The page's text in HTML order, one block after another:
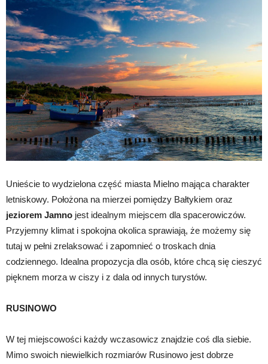
Unieście to wydzielona część miasta Mielno mająca charakter
letniskowy. Położona na mierzei pomiędzy Bałtykiem oraz
jeziorem Jamno jest idealnym miejscem dla spacerowiczów.
Przyjemny klimat i spokojna okolica sprawiają, że możemy się
tutaj w pełni zrelaksować i zapomnieć o troskach dnia
codziennego. Idealna propozycja dla osób, które chcą się cieszyć
pięknem morza w ciszy i z dala od innych turystów.
RUSINOWO
W tej miejscowości każdy wczasowicz znajdzie coś dla siebie.
Mimo swoich niewielkich rozmiarów Rusinowo jest dobrze